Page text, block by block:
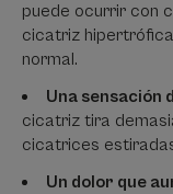
puede ocurrir con
cicatriz
normal.
Una sensación
cicatriz tira
cicatrices
Un dolor que